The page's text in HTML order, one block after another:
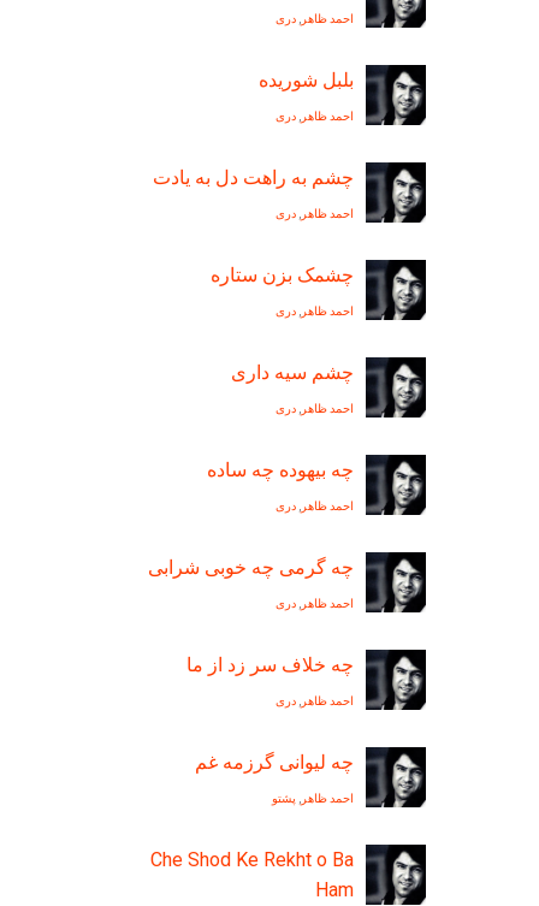
احمد ظاهر دری
بلبل شوریده
احمد ظاهر دری
چشم به راهت دل به يادت
احمد ظاهر دری
چشمک بزن ستاره
احمد ظاهر دری
چشم سيه داری
احمد ظاهر دری
چه بيهوده چه ساده
احمد ظاهر دری
چه گرمی چه خوبی شرابی
احمد ظاهر دری
چه خلاف سر زد از ما
احمد ظاهر دری
چه لیوانی گرزمه غم
احمد ظاهر پشتو
Che Shod Ke Rekht o Ba
Ham